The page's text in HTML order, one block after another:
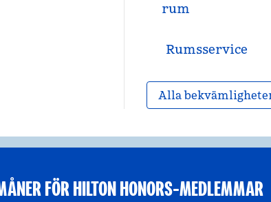
rum
Rumsservice
Alla
FÖR HILTON HONORS-MEDLEMMAR